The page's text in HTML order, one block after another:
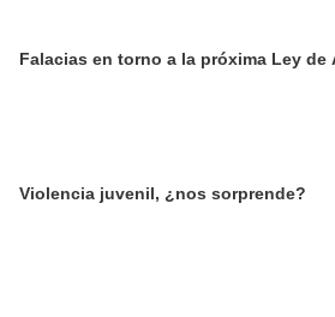
Falacias en torno a la próxima Ley de
Violencia juvenil, ¿nos sorprende?